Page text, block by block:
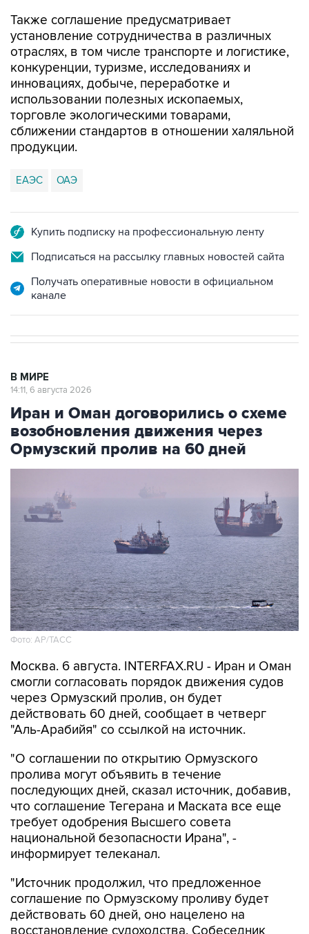
Также соглашение предусматривает
установление сотрудничества в различных
отраслях, в том числе транспорте и логистике,
конкуренции, туризме, исследованиях и
инновациях, добыче, переработке и
использовании полезных ископаемых,
торговле экологическими товарами,
сближении стандартов в отношении халяльной
продукции.
ЕАЭС ОАЭ
Купить подписку на профессиональную ленту
Подписаться на рассылку главных новостей сайта
Получать оперативные новости в официальном
канале
В МИРЕ
14:11, 6 августа 2026
Иран и Оман договорились о схеме
возобновления движения через
Ормузский пролив на 60 дней
Фото: AP/ТАСС
Москва. 6 августа. INTERFAX.RU - Иран и Оман
смогли согласовать порядок движения судов
через Ормузский пролив, он будет
действовать 60 дней, сообщает в четверг
"Аль-Арабийя" со ссылкой на источник.
"О соглашении по открытию Ормузского
пролива могут объявить в течение
последующих дней, сказал источник, добавив,
что соглашение Тегерана и Маската все еще
требует одобрения Высшего совета
национальной безопасности Ирана", -
информирует телеканал.
"Источник продолжил, что предложенное
соглашение по Ормузскому проливу будет
действовать 60 дней, оно нацелено на